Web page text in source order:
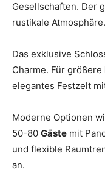
Gesellschaften. Der
rustikale Atmosphäre.
Das exklusive
Charme. Für größere
elegantes Festzelt
Moderne Optionen
50-80 Gäste mit
und flexible
an.